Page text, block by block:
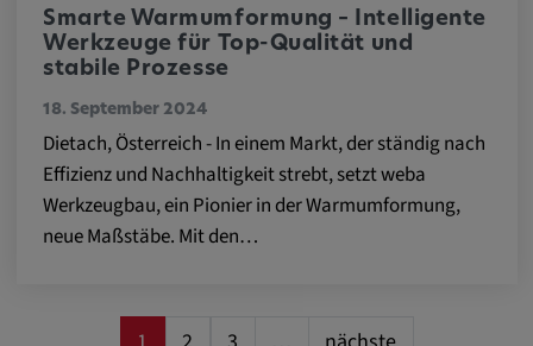
Smarte Warmumformung – Intelligente
Werkzeuge für Top-Qualität und
stabile Prozesse
18. September 2024
Dietach, Österreich - In einem Markt, der ständig nach
Effizienz und Nachhaltigkeit strebt, setzt weba
Werkzeugbau, ein Pionier in der Warmumformung,
neue Maßstäbe. Mit den…
Anbieter:
Google LLC
Diese Cookies werden genutzt, um das
Verhalten der Besucher auf der Website
festzuhalten.